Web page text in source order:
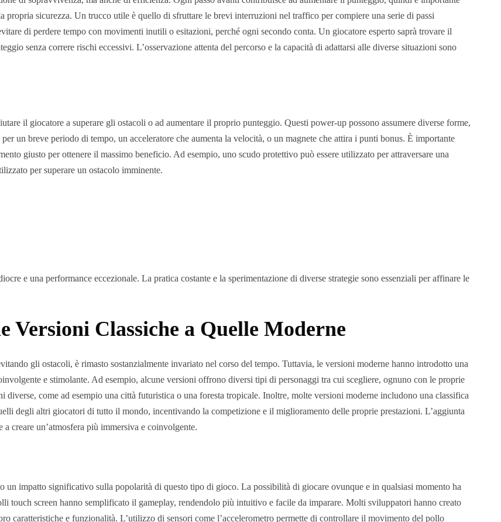
propria sicurezza. Un trucco utile è quello di sfruttare le brevi interruzioni nel traffico per compiere una serie di passi
di perdere tempo con movimenti inutili o esitazioni, perché ogni secondo conta. Un giocatore esperto saprà trovare il
senza correre rischi eccessivi. L’osservazione attenta del percorso e la capacità di adattarsi alle diverse situazioni sono
il giocatore a superare gli ostacoli o ad aumentare il proprio punteggio. Questi power-up possono assumere diverse forme,
un breve periodo di tempo, un acceleratore che aumenta la velocità, o un magnete che attira i punti bonus. È importante
giusto per ottenere il massimo beneficio. Ad esempio, uno scudo protettivo può essere utilizzato per attraversare una
per superare un ostacolo imminente.
e una performance eccezionale. La pratica costante e la sperimentazione di diverse strategie sono essenziali per affinare le
Versioni Classiche a Quelle Moderne
gli ostacoli, è rimasto sostanzialmente invariato nel corso del tempo. Tuttavia, le versioni moderne hanno introdotto una
e stimolante. Ad esempio, alcune versioni offrono diversi tipi di personaggi tra cui scegliere, ognuno con le proprie
come ad esempio una città futuristica o una foresta tropicale. Inoltre, molte versioni moderne includono una classifica
degli altri giocatori di tutto il mondo, incentivando la competizione e il miglioramento delle proprie prestazioni. L’aggiunta
creare un’atmosfera più immersiva e coinvolgente.
impatto significativo sulla popolarità di questo tipo di gioco. La possibilità di giocare ovunque e in qualsiasi momento ha
touch screen hanno semplificato il gameplay, rendendolo più intuitivo e facile da imparare. Molti sviluppatori hanno creato
caratteristiche e funzionalità. L’utilizzo di sensori come l’accelerometro permette di controllare il movimento del pollo